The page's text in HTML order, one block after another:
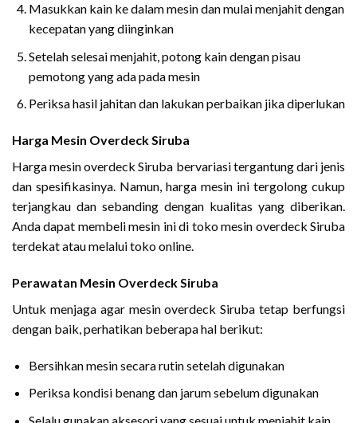
Masukkan kain ke dalam mesin dan mulai menjahit dengan
kecepatan yang diinginkan
Setelah selesai menjahit, potong kain dengan pisau
pemotong yang ada pada mesin
Periksa hasil jahitan dan lakukan perbaikan jika diperlukan
Harga Mesin Overdeck Siruba
Harga mesin overdeck Siruba bervariasi tergantung dari jenis
dan spesifikasinya. Namun, harga mesin ini tergolong cukup
terjangkau dan sebanding dengan kualitas yang diberikan.
Anda dapat membeli mesin ini di toko mesin overdeck Siruba
terdekat atau melalui toko online.
Perawatan Mesin Overdeck Siruba
Untuk menjaga agar mesin overdeck Siruba tetap berfungsi
dengan baik, perhatikan beberapa hal berikut:
Bersihkan mesin secara rutin setelah digunakan
Periksa kondisi benang dan jarum sebelum digunakan